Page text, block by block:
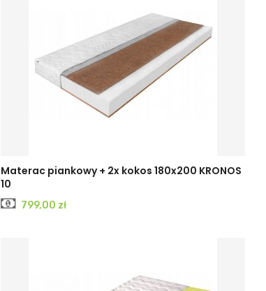
Materac piankowy + 2x kokos 180x200 KRONOS
10
Cena
799,00 zł